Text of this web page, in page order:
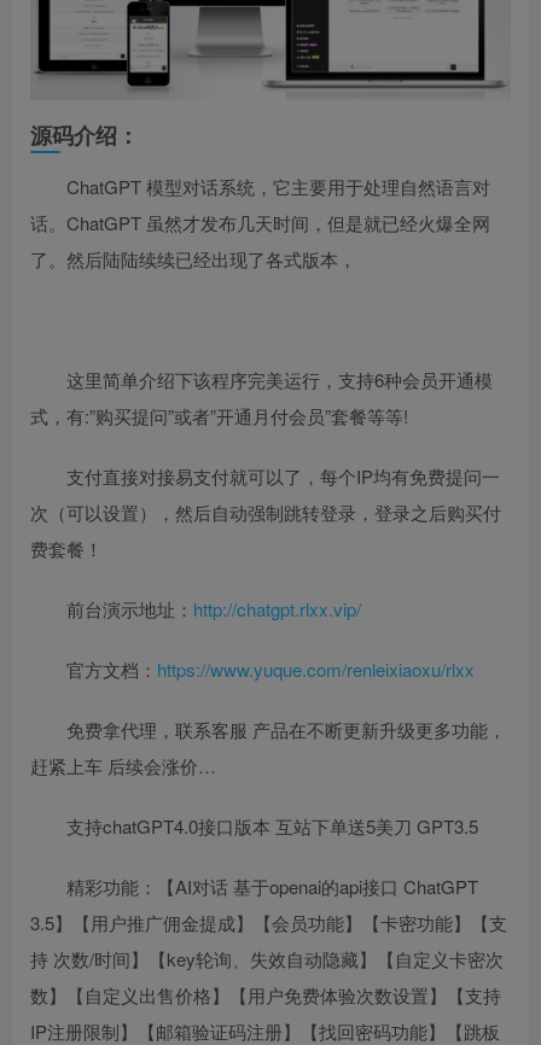
源码介绍：
ChatGPT 模型对话系统，它主要用于处理自然语言对
话。ChatGPT 虽然才发布几天时间，但是就已经火爆全网
了。然后陆陆续续已经出现了各式版本，
这里简单介绍下该程序完美运行，支持6种会员开通模
式，有:”购买提问”或者”开通月付会员”套餐等等!
支付直接对接易支付就可以了，每个IP均有免费提问一
次（可以设置），然后自动强制跳转登录，登录之后购买付
费套餐！
前台演示地址： http://chatgpt.rlxx.vip/
官方文档： https://www.yuque.com/renleixiaoxu/rlxx
免费拿代理，联系客服 产品在不断更新升级更多功能，
赶紧上车 后续会涨价…
支持chatGPT4.0接口版本 互站下单送5美刀 GPT3.5
精彩功能：【AI对话 基于openai的api接口 ChatGPT
3.5】【用户推广佣金提成】【会员功能】【卡密功能】【支
持 次数/时间】【key轮询、失效自动隐藏】【自定义卡密次
数】【自定义出售价格】【用户免费体验次数设置】【支持
IP注册限制】【邮箱验证码注册】【找回密码功能】【跳板